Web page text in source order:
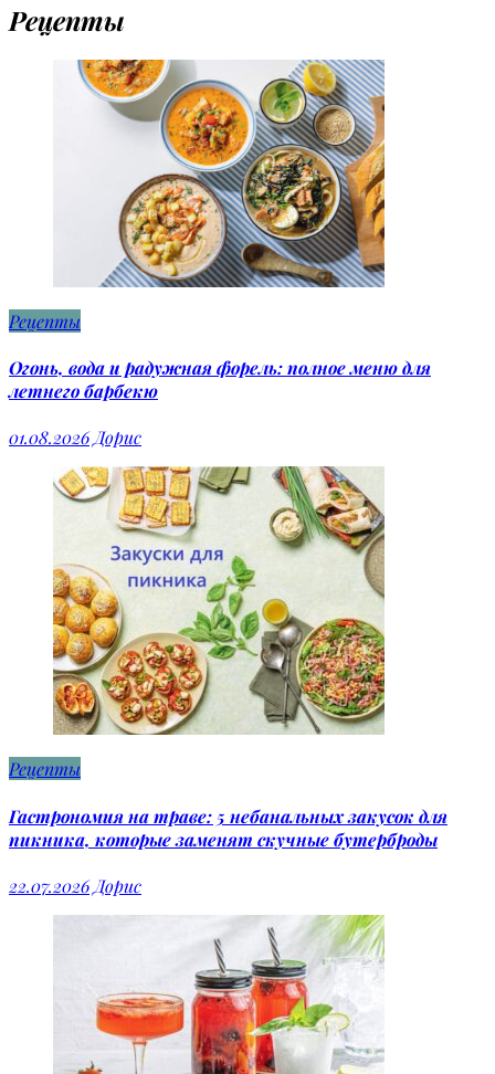
Рецепты
Рецепты
Огонь, вода и радужная форель: полное меню для
летнего барбекю
01.08.2026Дорис
Рецепты
Гастрономия на траве: 5 небанальных закусок для
пикника, которые заменят скучные бутерброды
22.07.2026 Дорис